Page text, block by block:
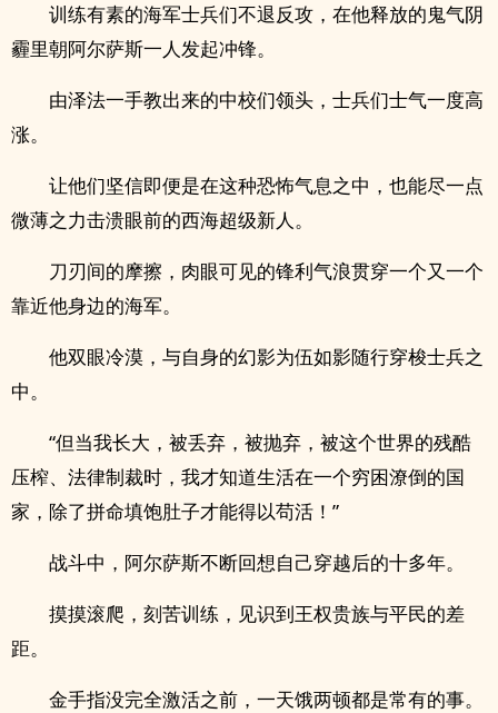
训练有素的海军士兵们不退反攻，在他释放的鬼气阴
霾里朝阿尔萨斯一人发起冲锋。
由泽法一手教出来的中校们领头，士兵们士气一度高
涨。
让他们坚信即便是在这种恐怖气息之中，也能尽一点
微薄之力击溃眼前的西海超级新人。
刀刃间的摩擦，肉眼可见的锋利气浪贯穿一个又一个
靠近他身边的海军。
他双眼冷漠，与自身的幻影为伍如影随行穿梭士兵之
中。
“但当我长大，被丢弃，被抛弃，被这个世界的残酷
压榨、法律制裁时，我才知道生活在一个穷困潦倒的国
家，除了拼命填饱肚子才能得以苟活！”
战斗中，阿尔萨斯不断回想自己穿越后的十多年。
摸摸滚爬，刻苦训练，见识到王权贵族与平民的差
距。
金手指没完全激活之前，一天饿两顿都是常有的事。